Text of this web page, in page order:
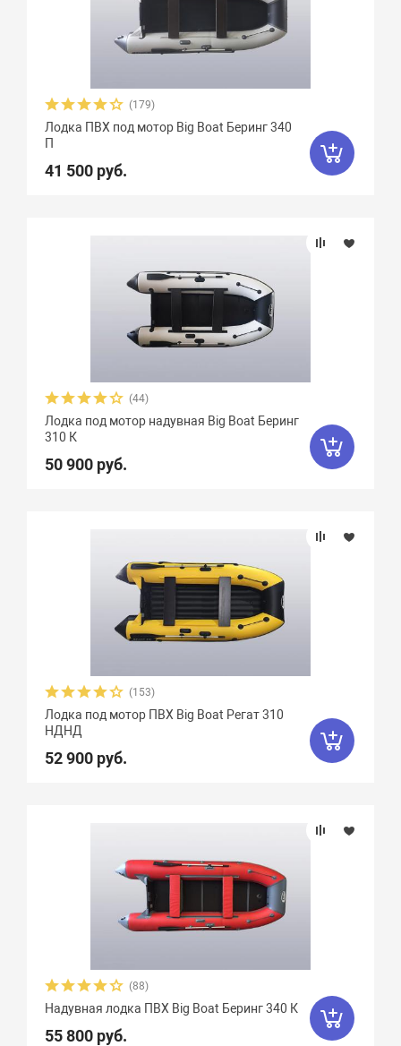
(179)
Лодка ПВХ под мотор Big Boat Беринг 340
П
41 500 руб.
(44)
Лодка под мотор надувная Big Boat Беринг
310 К
50 900 руб.
(153)
Лодка под мотор ПВХ Big Boat Регат 310
НДНД
52 900 руб.
(88)
Надувная лодка ПВХ Big Boat Беринг 340 К
55 800 руб.